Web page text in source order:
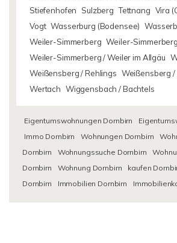
Stiefenhofen
Sulzberg Tettnang Vira
Vogt Wasserburg (Bodensee)
Weiler-Simmerberg Weiler-
Weiler-Simmerberg / Weiler im Allgäu
Weißensberg / Rehlings Weißensberg /
Wertach Wiggensbach / Bachtels
Eigentumswohnungen Dornbirn
Immo Dornbirn
Wohnungen Dornbirn
Dornbirn
Wohnungssuche Dornbirn
Dornbirn
Wohnung Dornbirn kaufen
Dornbirn
Immobilien Dornbirn